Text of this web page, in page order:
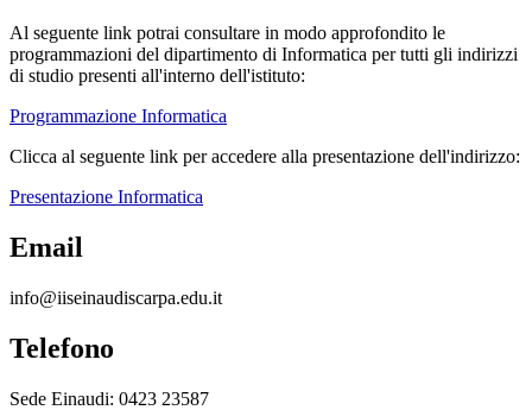
Al seguente link potrai consultare in modo approfondito le
programmazioni del dipartimento di Informatica per tutti gli indirizzi
di studio presenti all'interno dell'istituto:
Programmazione Informatica
Clicca al seguente link per accedere alla presentazione dell'indirizzo:
Presentazione Informatica
Email
info@iiseinaudiscarpa.edu.it
Telefono
Sede Einaudi: 0423 23587